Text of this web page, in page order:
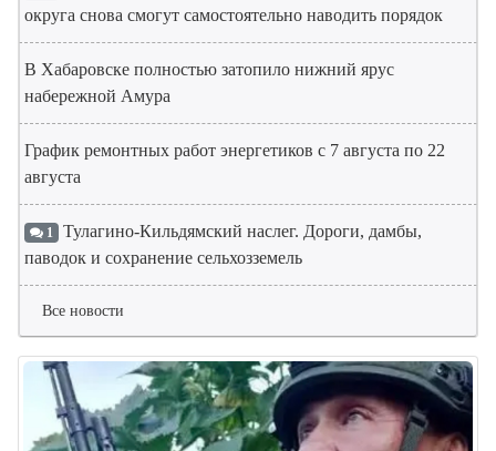
округа снова смогут самостоятельно наводить порядок
В Хабаровске полностью затопило нижний ярус
набережной Амура
График ремонтных работ энергетиков с 7 августа по 22
августа
1 Тулагино-Кильдямский наслег. Дороги, дамбы,
паводок и сохранение сельхозземель
Все новости